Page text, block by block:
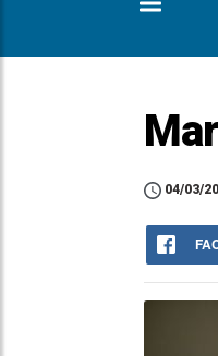
04/03/